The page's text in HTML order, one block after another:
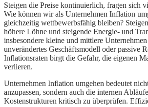
Steigen die Preise kontinuierlich, fragen sich
Wie können wir als Unternehmen Inflation
gleichzeitig wettbewerbsfähig bleiben?
höhere Löhne und steigende Energie- und
insbesondere kleine und mittlere
unverändertes Geschäftsmodell oder passive
Inflationsraten birgt die Gefahr, die eigenen
verlieren.
Unternehmen Inflation umgehen bedeutet
anzupassen, sondern auch die internen
Kostenstrukturen kritisch zu überprüfen.